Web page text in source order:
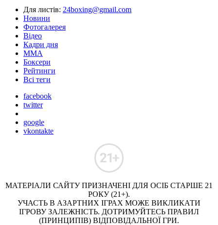
Для листів: 24boxing@gmail.com
Новини
Фотогалерея
Відео
Кадри дня
ММА
Боксери
Рейтинги
Всі теги
facebook
twitter
google
vkontakte
МАТЕРІАЛИ САЙТУ ПРИЗНАЧЕНІ ДЛЯ ОСІБ СТАРШЕ 21
РОКУ (21+).
УЧАСТЬ В АЗАРТНИХ ІГРАХ МОЖЕ ВИКЛИКАТИ
ІГРОВУ ЗАЛЕЖНІСТЬ. ДОТРИМУЙТЕСЬ ПРАВИЛ
(ПРИНЦИПІВ) ВІДПОВІДАЛЬНОЇ ГРИ.